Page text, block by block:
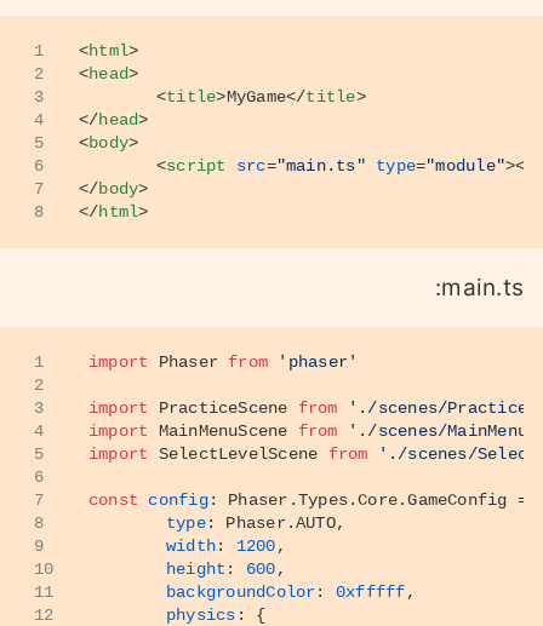
24
"esModuleInterop"
"baseUrl": "./src",
"node_modules/
"node_module/
"types"
[
"Phaser"
]
"include"
"src/**/*"
]
1
2
3
4
5
6
7
8
<html>
<head>
<title>MyGame</title>
</head>
<body>
<script src="main.ts" type="module"></
</body>
</html>
main.ts:
1
2
3
4
5
6
7
8
9
10
11
12
import Phaser from 'phaser'
import PracticeScene from
'./scenes/
import
MainMenuScene from
'./scenes/
import
SelectLevelScene from './scenes/
const config: Phaser .Types.Core.GameConfig =
type: Phaser.AUTO,
width: 1200,
height : 600,
backgroundColor: 0xfffff,
physics : {